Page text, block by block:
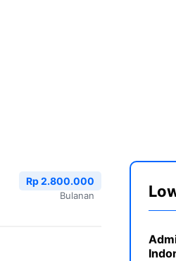
Rp 2.800.000
Bulanan